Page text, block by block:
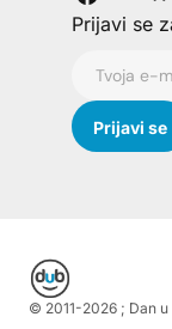
Prijavi se
© 2011-2026 ; Dan